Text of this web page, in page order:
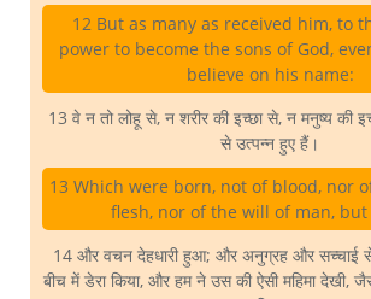
12 But as many as received him, to
power to become the sons of God,
believe on his name:
13 वे न तो लोहू से, न शरीर की इच्छा से, न मनुष्य की
से उत्पन्न हुए हैं।
13 Which were born, not of blood, nor
flesh, nor of the will of man, but
14 और वचन देहधारी हुआ; और अनुग्रह और सच्चाई से
बीच में डेरा किया, और हम ने उस की ऐसी महिमा देखी,